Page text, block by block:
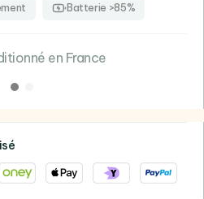
Batterie >85%
en France